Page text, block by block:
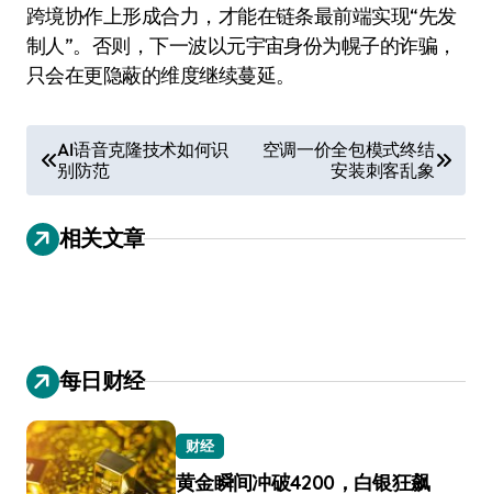
跨境协作上形成合力，才能在链条最前端实现“先发
制人”。否则，下一波以元宇宙身份为幌子的诈骗，
只会在更隐蔽的维度继续蔓延。
章
导
航
AI语音克隆技术如何识
别防范
空调一价全包模式终结
安装刺客乱象
相关文章
每日财经
财经
黄金瞬间冲破4200，白银狂飙